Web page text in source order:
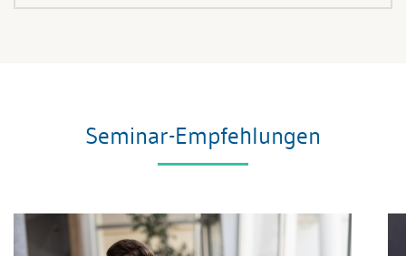
Seminar-Empfehlungen